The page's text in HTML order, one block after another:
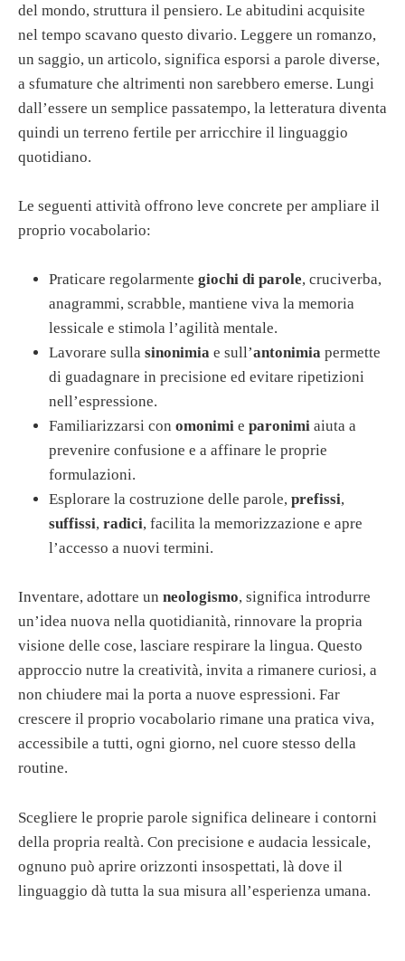
del mondo, struttura il pensiero. Le abitudini acquisite
nel tempo scavano questo divario. Leggere un romanzo,
un saggio, un articolo, significa esporsi a parole diverse,
a sfumature che altrimenti non sarebbero emerse. Lungi
dall’essere un semplice passatempo, la letteratura diventa
quindi un terreno fertile per arricchire il linguaggio
quotidiano.
Le seguenti attività offrono leve concrete per ampliare il
proprio vocabolario:
Praticare regolarmente giochi di parole, cruciverba,
anagrammi, scrabble, mantiene viva la memoria
lessicale e stimola l’agilità mentale.
Lavorare sulla sinonimia e sull’antonimia permette
di guadagnare in precisione ed evitare ripetizioni
nell’espressione.
Familiarizzarsi con omonimi e paronimi aiuta a
prevenire confusione e a affinare le proprie
formulazioni.
Esplorare la costruzione delle parole, prefissi,
suffissi, radici, facilita la memorizzazione e apre
l’accesso a nuovi termini.
Inventare, adottare un neologismo, significa introdurre
un’idea nuova nella quotidianità, rinnovare la propria
visione delle cose, lasciare respirare la lingua. Questo
approccio nutre la creatività, invita a rimanere curiosi, a
non chiudere mai la porta a nuove espressioni. Far
crescere il proprio vocabolario rimane una pratica viva,
accessibile a tutti, ogni giorno, nel cuore stesso della
routine.
Scegliere le proprie parole significa delineare i contorni
della propria realtà. Con precisione e audacia lessicale,
ognuno può aprire orizzonti insospettati, là dove il
linguaggio dà tutta la sua misura all’esperienza umana.